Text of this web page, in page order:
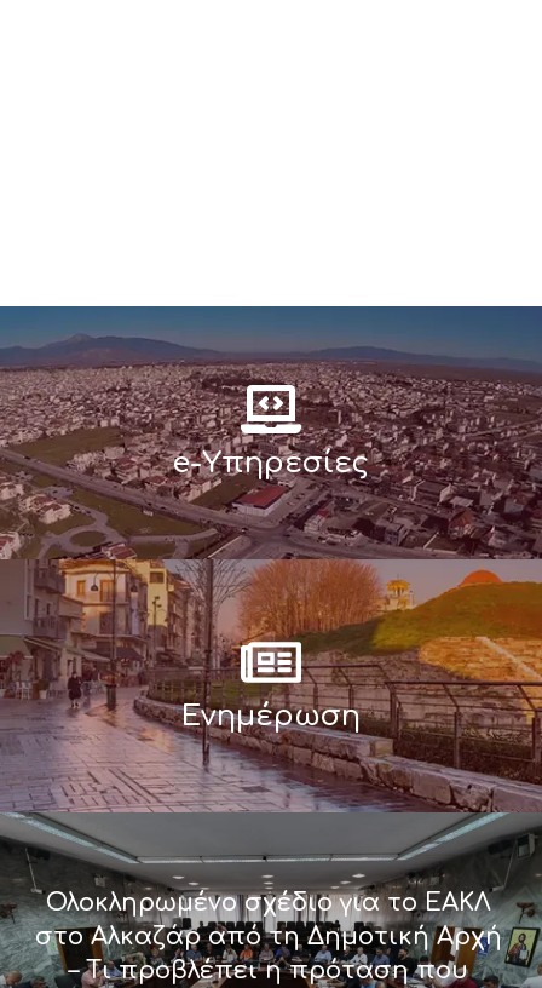
Ολοκληρωμένο σχέδιο για το ΕΑΚΛ
στο Αλκαζάρ από τη Δημοτική Αρχή
– Τι προβλέπει η πρόταση που
e-Υπηρεσίες
Ενημέρωση